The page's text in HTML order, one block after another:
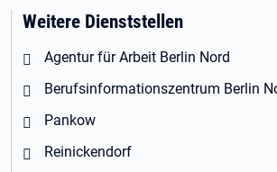
Weitere Dienststellen
Agentur für Arbeit Berlin Nord
Berufsinformationszentrum Berlin
Pankow
Reinickendorf